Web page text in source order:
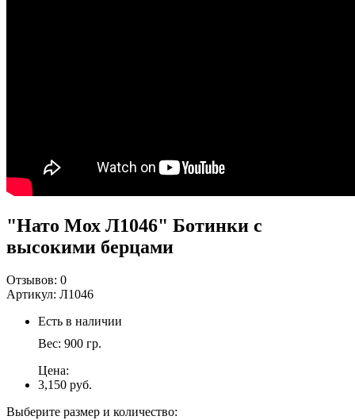
"Нато Мох Л1046" Ботинки с
высокими берцами
Отзывов: 0
Артикул: Л1046
Есть в наличии
Вес: 900 гр.
Цена:
3,150 руб.
Выберите размер и количество: